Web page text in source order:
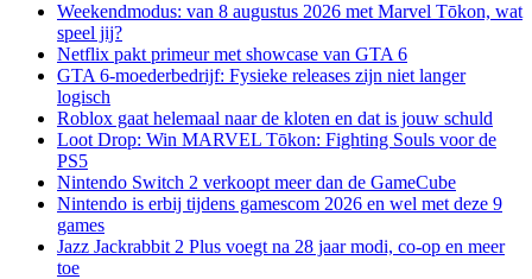
Weekendmodus: van 8 augustus 2026 met Marvel Tōkon, wat
speel jij?
Netflix pakt primeur met showcase van GTA 6
GTA 6-moederbedrijf: Fysieke releases zijn niet langer
logisch
Roblox gaat helemaal naar de kloten en dat is jouw schuld
Loot Drop: Win MARVEL Tōkon: Fighting Souls voor de
PS5
Nintendo Switch 2 verkoopt meer dan de GameCube
Nintendo is erbij tijdens gamescom 2026 en wel met deze 9
games
Jazz Jackrabbit 2 Plus voegt na 28 jaar modi, co-op en meer
toe